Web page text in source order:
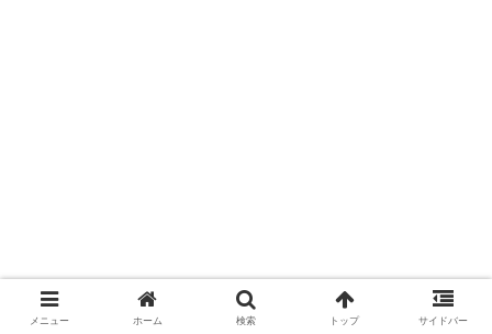
メニュー ホーム 検索 トップ サイドバー